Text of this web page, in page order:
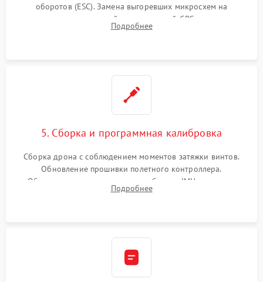
оборотов (ESC). Замена выгоревших микросхем на
материнской плате, модулей GPS
Подробнее
5. Сборка и программная калибровка
Сборка дрона с соблюдением моментов затяжки винтов.
Обновление прошивки полетного контроллера.
Обязательная программная калибровка IMU-сенсоров,
компаса, датчиков позиционирования и горизонта подвеса
Подробнее